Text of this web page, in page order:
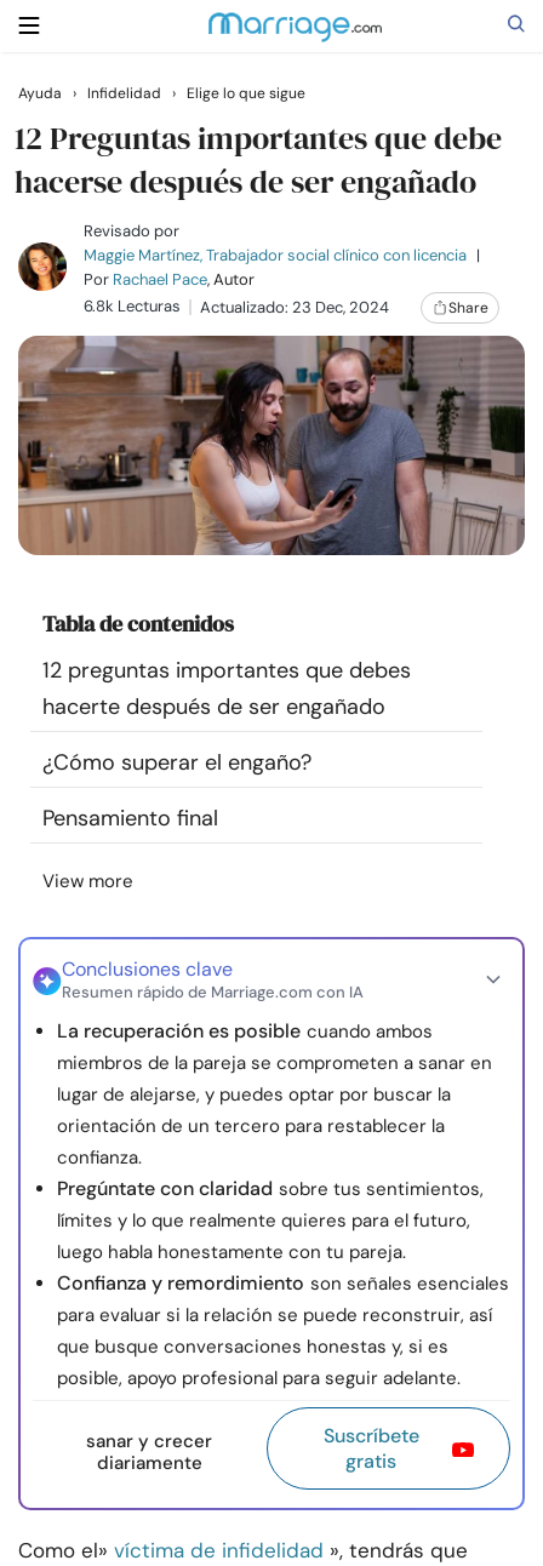
Buscar
Casarse
Relaciones
Familia
Ayuda
Cursos
Comunidad
Encuentra un terapeuta
Idioma
Sobre nosotros
© Copyright 2026. Todos los derechos reservados.
Ayuda › Infidelidad › Elige lo que sigue
12 Preguntas importantes que debe
hacerse después de ser engañado
Revisado por
Maggie Martínez, Trabajador social clínico con licencia |
Por Rachael Pace, Autor
6.8k Lecturas
Actualizado: 23 Dec, 2024 Share
Tabla de contenidos
12 preguntas importantes que debes
hacerte después de ser engañado
¿Cómo superar el engaño?
Pensamiento final
View more
Conclusiones clave
Resumen rápido de Marriage.com con IA
La recuperación es posible cuando ambos
miembros de la pareja se comprometen a sanar en
lugar de alejarse, y puedes optar por buscar la
orientación de un tercero para restablecer la
confianza.
Pregúntate con claridad sobre tus sentimientos,
límites y lo que realmente quieres para el futuro,
luego habla honestamente con tu pareja.
Confianza y remordimiento son señales esenciales
para evaluar si la relación se puede reconstruir, así
que busque conversaciones honestas y, si es
posible, apoyo profesional para seguir adelante.
sanar y crecer
diariamente
Suscríbete
gratis
Como el» víctima de infidelidad », tendrás que